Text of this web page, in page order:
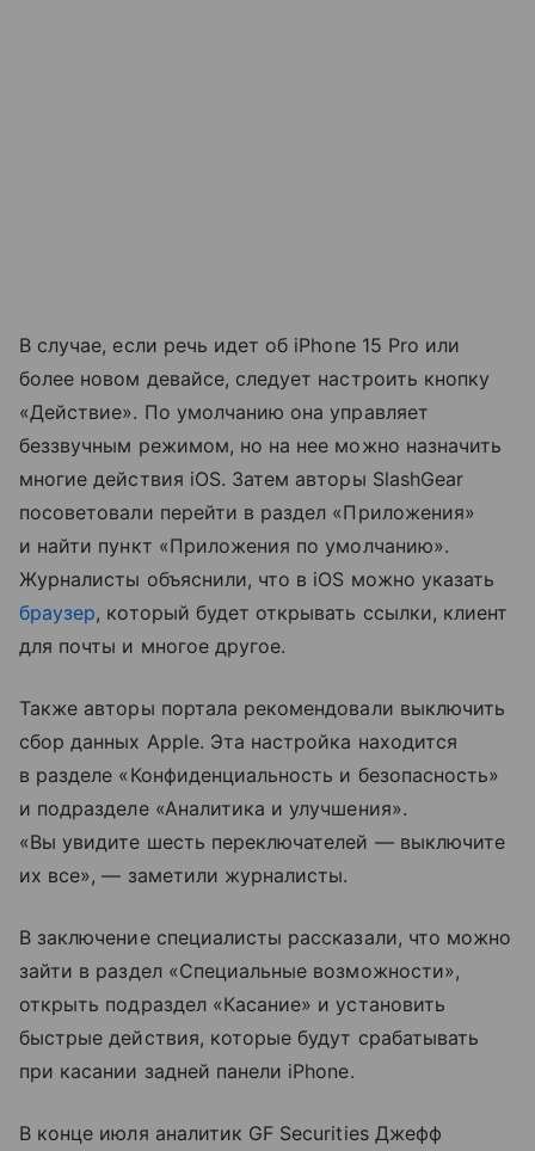
В случае, если речь идет об iPhone 15 Pro или
более новом девайсе, следует настроить кнопку
«Действие». По умолчанию она управляет
беззвучным режимом, но на нее можно назначить
многие действия iOS. Затем авторы SlashGear
посоветовали перейти в раздел «Приложения»
и найти пункт «Приложения по умолчанию».
Журналисты объяснили, что в iOS можно указать
браузер, который будет открывать ссылки, клиент
для почты и многое другое.
Также авторы портала рекомендовали выключить
сбор данных Apple. Эта настройка находится
в разделе «Конфиденциальность и безопасность»
и подразделе «Аналитика и улучшения».
«Вы увидите шесть переключателей — выключите
их все», — заметили журналисты.
В заключение специалисты рассказали, что можно
зайти в раздел «Специальные возможности»,
открыть подраздел «Касание» и установить
быстрые действия, которые будут срабатывать
при касании задней панели iPhone.
В конце июля аналитик GF Securities Джефф